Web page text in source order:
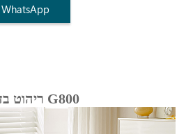
WhatsApp
ריהוט בד סלון עצלן ספת מיטה G800